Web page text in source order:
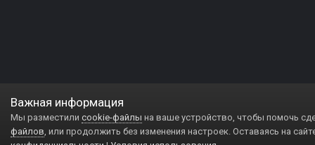
Важная информация
Мы разместили cookie-файлы на ваше устройство, чтобы помочь
файлов, или продолжить без изменения настроек. Оставаясь на